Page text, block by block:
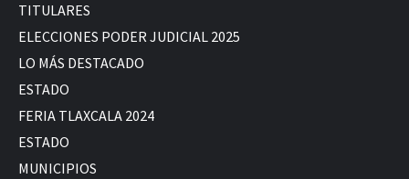
TITULARES
ELECCIONES PODER JUDICIAL 2025
LO MÁS DESTACADO
ESTADO
FERIA TLAXCALA 2024
ESTADO
MUNICIPIOS